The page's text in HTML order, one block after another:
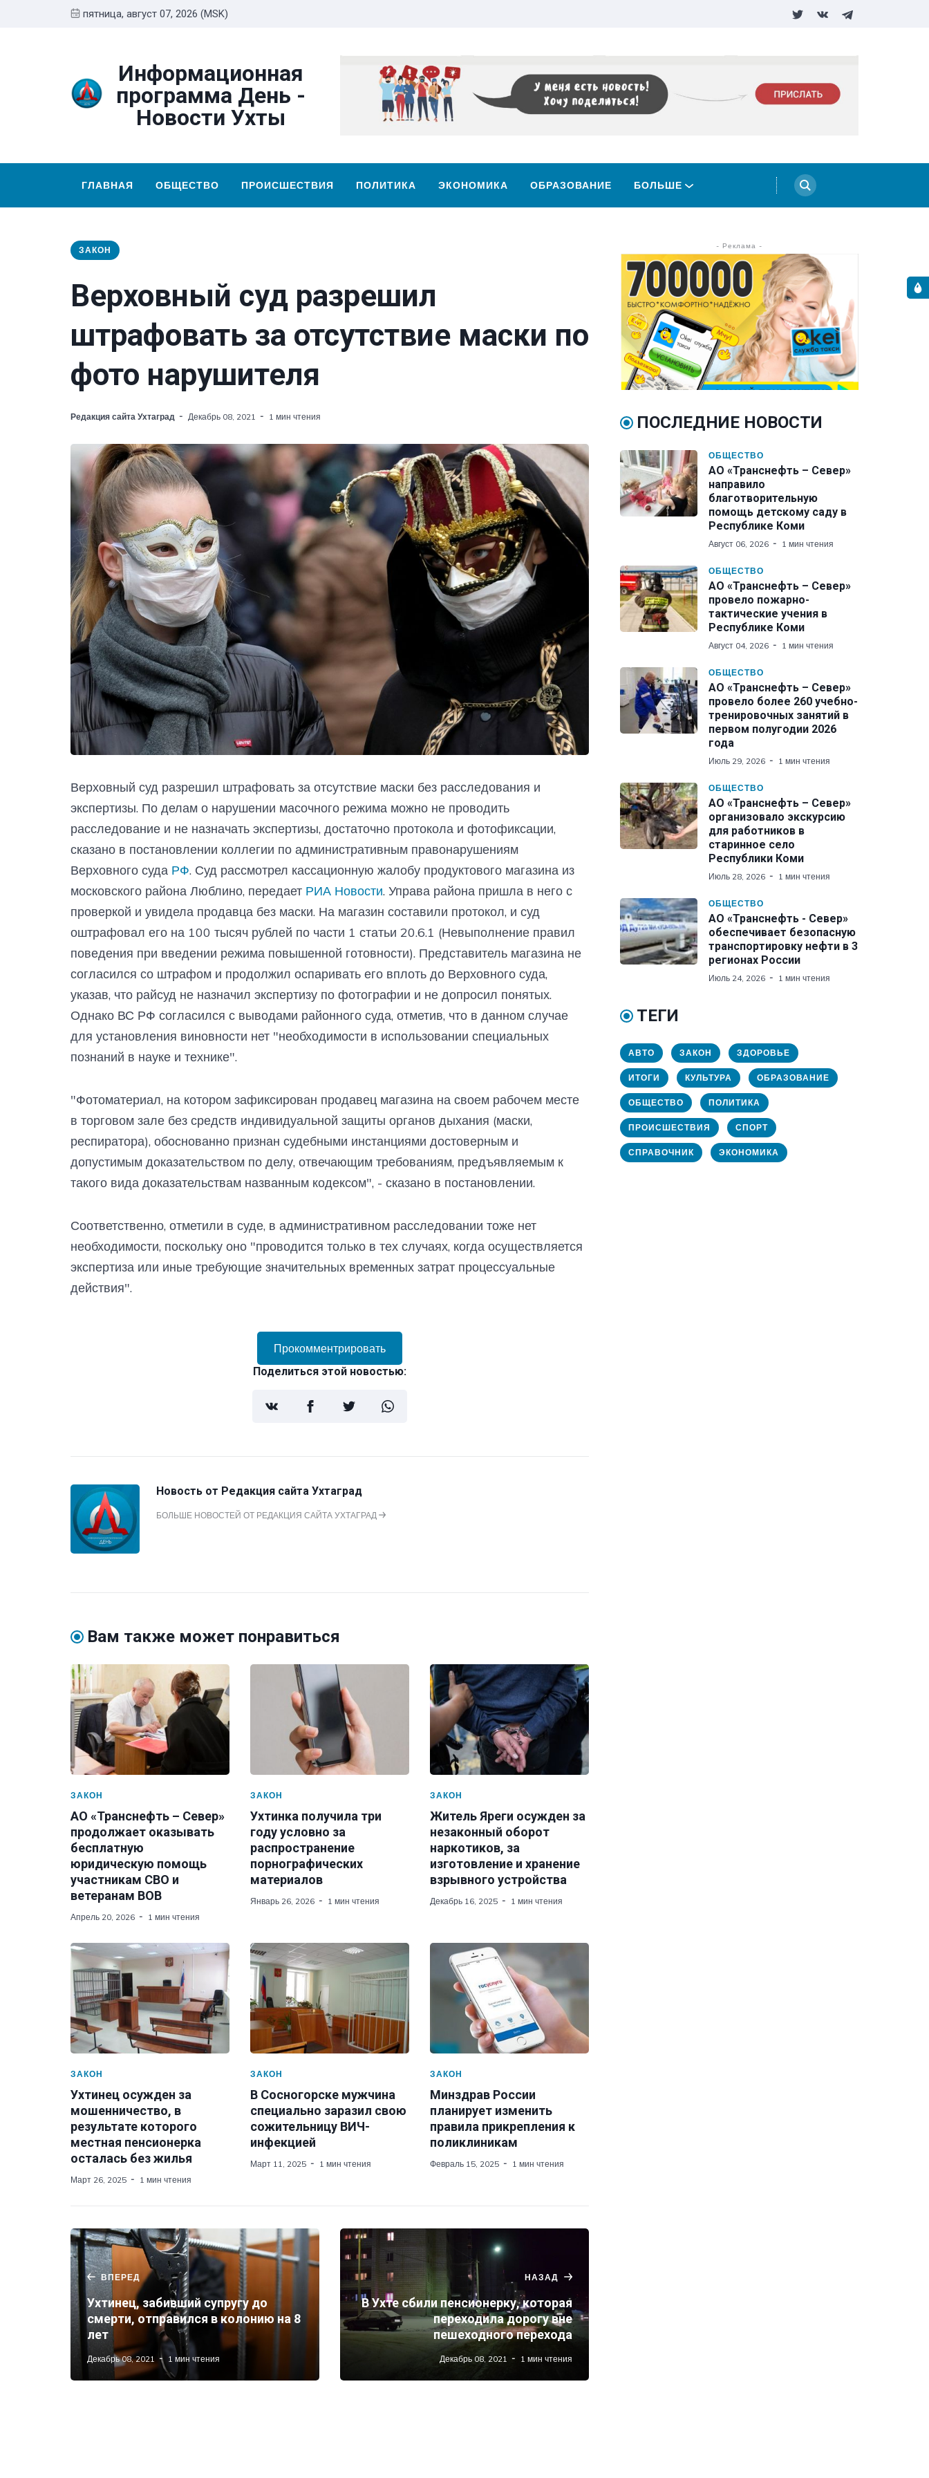
пятница, август 07, 2026 (MSK)
Информационная
программа День -
Новости Ухты
ГЛАВНАЯ ОБЩЕСТВО ПРОИСШЕСТВИЯ ПОЛИТИКА ЭКОНОМИКА ОБРАЗОВАНИЕ БОЛЬШЕ
ЗАКОН
Верховный суд разрешил
штрафовать за отсутствие маски по
фото нарушителя
Редакция сайта Ухтаград Декабрь 08, 2021 1 мин чтения
Верховный суд разрешил штрафовать за отсутствие маски без расследования и
экспертизы. По делам о нарушении масочного режима можно не проводить
расследование и не назначать экспертизы, достаточно протокола и фотофиксации,
сказано в постановлении коллегии по административным правонарушениям
Верховного суда РФ. Суд рассмотрел кассационную жалобу продуктового магазина из
московского района Люблино, передает РИА Новости. Управа района пришла в него с
проверкой и увидела продавца без маски. На магазин составили протокол, и суд
оштрафовал его на 100 тысяч рублей по части 1 статьи 20.6.1 (Невыполнение правил
поведения при введении режима повышенной готовности). Представитель магазина не
согласился со штрафом и продолжил оспаривать его вплоть до Верховного суда,
указав, что райсуд не назначил экспертизу по фотографии и не допросил понятых.
Однако ВС РФ согласился с выводами районного суда, отметив, что в данном случае
для установления виновности нет "необходимости в использовании специальных
познаний в науке и технике".
"Фотоматериал, на котором зафиксирован продавец магазина на своем рабочем месте
в торговом зале без средств индивидуальной защиты органов дыхания (маски,
респиратора), обоснованно признан судебными инстанциями достоверным и
допустимым доказательством по делу, отвечающим требованиям, предъявляемым к
такого вида доказательствам названным кодексом", - сказано в постановлении.
Соответственно, отметили в суде, в административном расследовании тоже нет
необходимости, поскольку оно "проводится только в тех случаях, когда осуществляется
экспертиза или иные требующие значительных временных затрат процессуальные
действия".
Прокомментрировать
Поделиться этой новостью:
Новость от Редакция сайта Ухтаград
БОЛЬШЕ НОВОСТЕЙ ОТ РЕДАКЦИЯ САЙТА УХТАГРАД
Вам также может понравиться
ЗАКОН
АО «Транснефть – Север»
продолжает оказывать
бесплатную
юридическую помощь
участникам СВО и
ветеранам ВОВ
Апрель 20, 2026 1 мин чтения
ЗАКОН
Ухтинка получила три
году условно за
распространение
порнографических
материалов
Январь 26, 2026 1 мин чтения
ЗАКОН
Житель Яреги осужден за
незаконный оборот
наркотиков, за
изготовление и хранение
взрывного устройства
Декабрь 16, 2025 1 мин чтения
ЗАКОН
Ухтинец осужден за
мошенничество, в
результате которого
местная пенсионерка
осталась без жилья
Март 26, 2025 1 мин чтения
ЗАКОН
В Сосногорске мужчина
специально заразил свою
сожительницу ВИЧ-
инфекцией
Март 11, 2025 1 мин чтения
ЗАКОН
Минздрав России
планирует изменить
правила прикрепления к
поликлиникам
Февраль 15, 2025 1 мин чтения
ВПЕРЕД
Ухтинец, забивший супругу до
смерти, отправился в колонию на 8
лет
Декабрь 08, 2021 1 мин чтения
НАЗАД
В Ухте сбили пенсионерку, которая
переходила дорогу вне
пешеходного перехода
Декабрь 08, 2021 1 мин чтения
- Реклама -
ПОСЛЕДНИЕ НОВОСТИ
ОБЩЕСТВО
АО «Транснефть – Север»
направило
благотворительную
помощь детскому саду в
Республике Коми
Август 06, 2026 1 мин чтения
ОБЩЕСТВО
АО «Транснефть – Север»
провело пожарно-
тактические учения в
Республике Коми
Август 04, 2026 1 мин чтения
ОБЩЕСТВО
АО «Транснефть – Север»
провело более 260 учебно-
тренировочных занятий в
первом полугодии 2026
года
Июль 29, 2026 1 мин чтения
ОБЩЕСТВО
АО «Транснефть – Север»
организовало экскурсию
для работников в
старинное село
Республики Коми
Июль 28, 2026 1 мин чтения
ОБЩЕСТВО
АО «Транснефть - Север»
обеспечивает безопасную
транспортировку нефти в 3
регионах России
Июль 24, 2026 1 мин чтения
ТЕГИ
АВТО ЗАКОН ЗДОРОВЬЕ
ИТОГИ КУЛЬТУРА ОБРАЗОВАНИЕ
ОБЩЕСТВО ПОЛИТИКА
ПРОИСШЕСТВИЯ СПОРТ
СПРАВОЧНИК ЭКОНОМИКА